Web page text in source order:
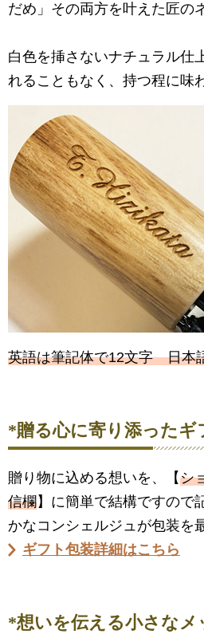
だめ」その両方を叶えた匠の
白色を挿さないナチュラル仕
れることもなく、持つ程に味
英語は筆記体で12文字 日本
*贈る心に寄り添ったギ
贈り物に込める想いを、【シ
信欄】に簡単で結構ですので
かなコンシェルジュが包装を
ギフト包装詳細はこちら
*想いを伝える小さな